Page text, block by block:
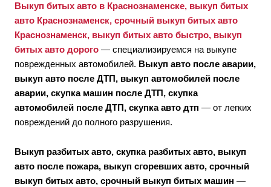
Выкуп битых авто в Краснознаменске, выкуп битых
авто Краснознаменск, срочный выкуп битых авто
Краснознаменск, выкуп битых авто быстро, выкуп
битых авто дорого — специализируемся на выкупе
поврежденных автомобилей. Выкуп авто после аварии,
выкуп авто после ДТП, выкуп автомобилей после
аварии, скупка машин после ДТП, скупка
автомобилей после ДТП, скупка авто дтп — от легких
повреждений до полного разрушения.
Выкуп разбитых авто, скупка разбитых авто, выкуп
авто после пожара, выкуп сгоревших авто, срочный
выкуп битых авто, срочный выкуп битых машин —